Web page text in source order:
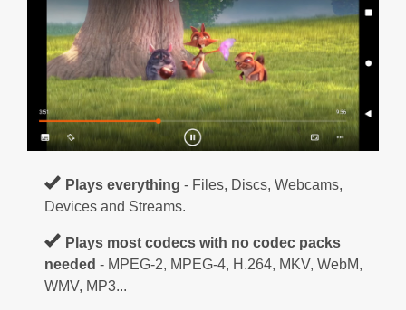
Plays everything - Files, Discs, Webcams,
Devices and Streams.
Plays most codecs with no codec packs
needed - MPEG-2, MPEG-4, H.264, MKV, WebM,
WMV, MP3...